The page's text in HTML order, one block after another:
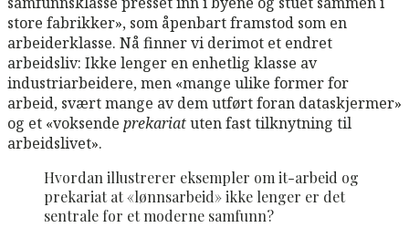
store fabrikker», som åpenbart framstod som en
arbeiderklasse. Nå finner vi derimot et endret
arbeidsliv: Ikke lenger en enhetlig klasse av
industriarbeidere, men «mange ulike former for
arbeid, svært mange av dem utført foran dataskjermer»
og et «voksende prekariatuten fast tilknytning til
arbeidslivet».
Hvordan illustrerer eksempler om it-arbeid og
prekariat at «lønnsarbeid» ikke lenger er det
sentrale for et moderne samfunn?